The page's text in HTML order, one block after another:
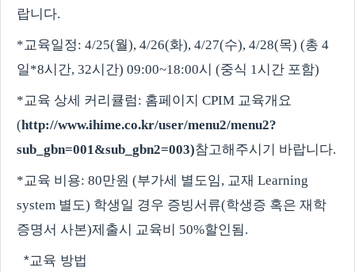
랍니다.
*교육일정: 4/25(월), 4/26(화), 4/27(수), 4/28(목) (총 4
일*8시간, 32시간) 09:00~18:00시 (중식 1시간 포함)
*교육 상세 커리큘럼: 홈페이지 CPIM 교육개요
(http://www.ihime.co.kr/user/menu2/menu2?
sub_gbn=001&sub_gbn2=003)참고해주시기 바랍니다.
*교육 비용: 80만원 (부가세 별도임, 교재 Learning
system 별도) 학생일 경우 증빙서류(학생증 혹은 재학
증명서 사본)제출시 교육비 50%할인됨 .
*교육 방법